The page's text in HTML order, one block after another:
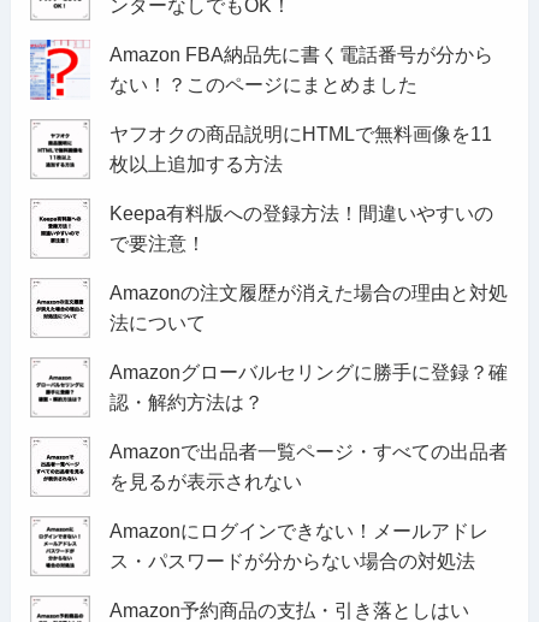
ンターなしでもOK！
Amazon FBA納品先に書く電話番号が分から
ない！？このページにまとめました
ヤフオクの商品説明にHTMLで無料画像を11
枚以上追加する方法
Keepa有料版への登録方法！間違いやすいの
で要注意！
Amazonの注文履歴が消えた場合の理由と対処
法について
Amazonグローバルセリングに勝手に登録？確
認・解約方法は？
Amazonで出品者一覧ページ・すべての出品者
を見るが表示されない
Amazonにログインできない！メールアドレ
ス・パスワードが分からない場合の対処法
Amazon予約商品の支払・引き落としはい